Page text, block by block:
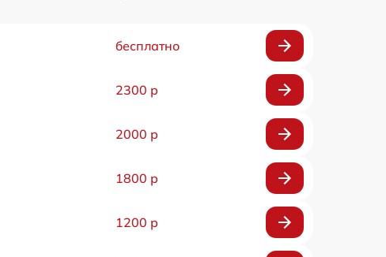
бесплатно
2300 р
2000 р
1800 р
1200 р